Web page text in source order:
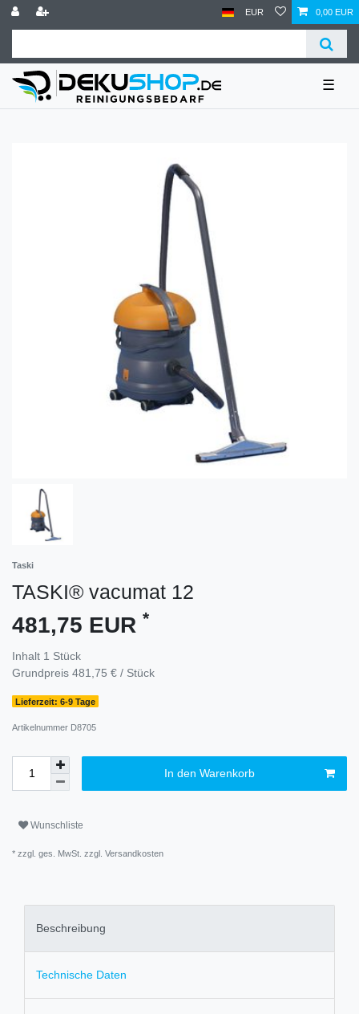
EUR 0,00 EUR
☰
Taski
TASKI® vacumat 12
481,75 EUR *
Inhalt 1 Stück
Grundpreis 481,75 € / Stück
Lieferzeit: 6-9 Tage
Artikelnummer D8705
In den Warenkorb
Wunschliste
* zzgl. ges. MwSt. zzgl. Versandkosten
Beschreibung
Technische Daten